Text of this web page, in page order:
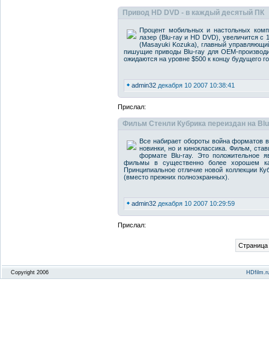
Привод HD DVD - в каждый десятый ПК
Процент мобильных и настольных
лазер (Blu-ray и HD DVD), увеличится с
(Masayuki Kozuka), главный
пишущие приводы Blu-ray для OEM-
ожидаются на уровне $500 к концу будущего
admin32 декабря 10 2007 10:38:41
Прислал:
Фильм Стенли Кубрика переиздан на
Все набирает обороты война форматов
новинки, но и киноклассика. Фильм,
формате Blu-ray. Это положительное
фильмы в существенно более хорошем
Принципиальное отличие новой коллекции
(вместо прежних полноэкранных).
admin32 декабря 10 2007 10:29:59
Прислал:
Страница
Copyright 2006